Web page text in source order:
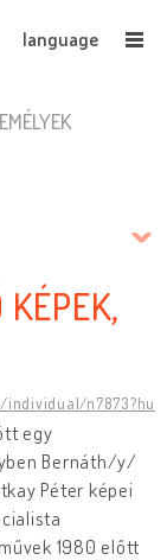
language
n7873?hu
egy
Bernáth/y/
Péter képei
1980 előtt